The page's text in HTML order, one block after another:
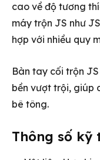
cao về độ tương
máy trộn JS như
hợp với nhiều quy
Bàn tay cối trộn
bền vượt trội, giúp
bê tông.
Thông số kỹ